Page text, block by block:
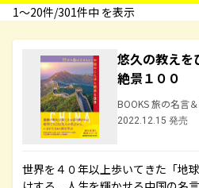
1〜20件/301件中 を表示
悠久の教えを
絶景１００
BOOKS 旅の名言
2022.12.15 発売
世界を４０年以上歩いてきた「地